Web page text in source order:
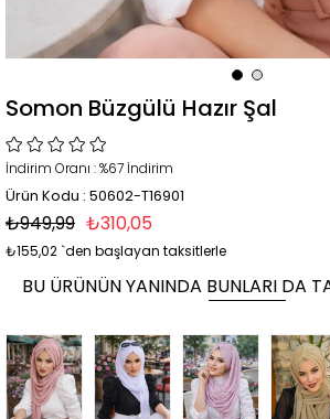
Somon Büzgülü Hazır Şal
İndirim Oranı :%67 İndirim
Ürün Kodu : 50602-T16901
₺949,99 ₺310,05
₺155,02 `den başlayan taksitlerle
BU ÜRÜNÜN YANINDA BUNLARI DA